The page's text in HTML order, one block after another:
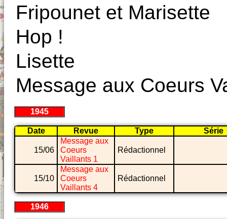
Fripounet et Marisette
Hop !
Lisette
Message aux Coeurs
1945
Date Revue Type Série
15/06
Message aux
Coeurs
Vaillants 1
Rédactionnel
15/10
Message aux
Coeurs
Vaillants 4
Rédactionnel
1946